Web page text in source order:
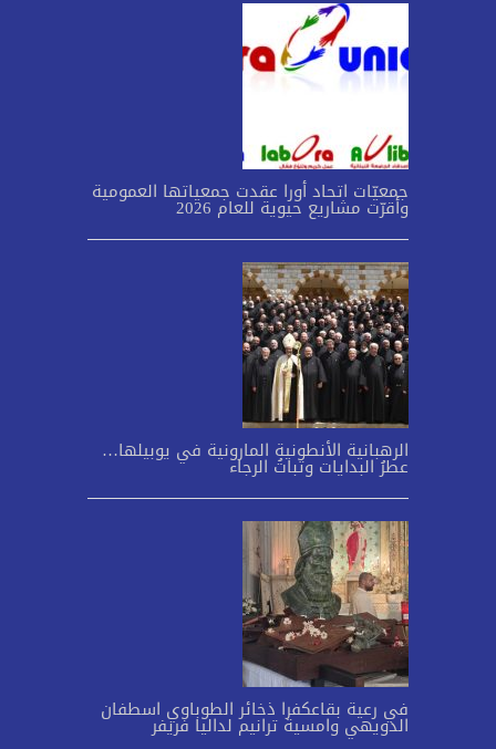
جمعيّات اتحاد أورا عقدت جمعياتها العمومية
وأقرّت مشاريع حيوية للعام 2026
الرهبانية الأنطونية المارونية في يوبيلها…
عطرُ البدايات وثباتُ الرجاء
في رعية بقاعكفرا ذخائر الطوباوي اسطفان
الدويهي وامسية ترانيم لداليا فريفر